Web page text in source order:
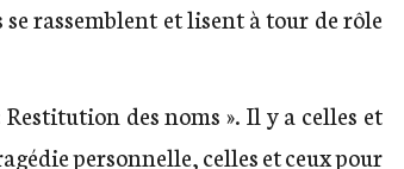
rassemblent et lisent à tour de rôle
des noms ». Il y a celles et
personnelle, celles et ceux pour